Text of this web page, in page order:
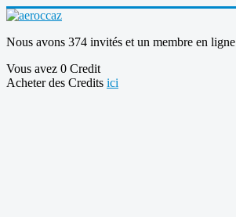
Nous avons 374 invités et un membre en ligne
Vous avez 0 Credit
Acheter des Credits ici